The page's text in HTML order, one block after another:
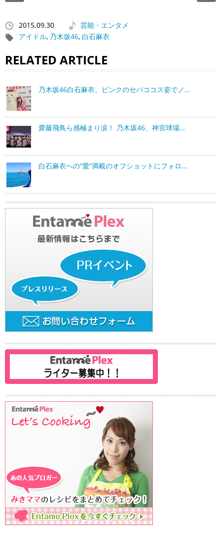
2015.09.30
芸能・エンタメ
アイドル, 乃木坂46, 白石麻衣
RELATED ARTICLE
乃木坂46白石麻衣、ピンクのセパココス姿でノ…
齋藤飛鳥ら感極まり涙！ 乃木坂46、神宮球場…
白石麻衣への“愛”満載のオフショットにフォロ…